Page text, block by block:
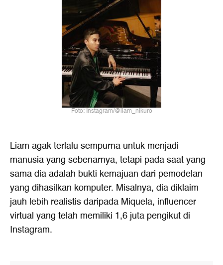
Foto: Instagram/@liam_nikuro
Liam agak terlalu sempurna untuk menjadi
manusia yang sebenarnya, tetapi pada saat yang
sama dia adalah bukti kemajuan dari pemodelan
yang dihasilkan komputer. Misalnya, dia diklaim
jauh lebih realistis daripada Miquela, influencer
virtual yang telah memiliki 1,6 juta pengikut di
Instagram.